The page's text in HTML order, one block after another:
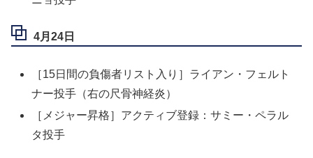
4月24日
［15日間の負傷者リスト入り］ライアン・フェルト
ナー投手（右の尺骨神経炎）
［メジャー昇格］アクティブ登録：サミー・ペラル
タ投手